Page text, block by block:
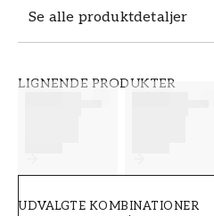
Se alle produktdetaljer
LIGNENDE PRODUKTER
UDVALGTE KOMBINATIONER